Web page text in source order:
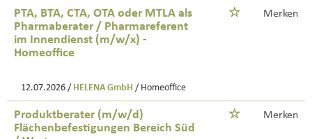
PTA, BTA, CTA, OTA oder MTLA als
Pharmaberater / Pharmareferent
im Innendienst (m/w/x) -
Homeoffice
Merken
12.07.2026 / HELENA GmbH / Homeoffice
Produktberater (m/w/d)
Flächenbefestigungen Bereich Süd
Merken